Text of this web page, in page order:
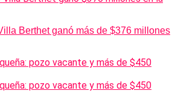
Berthet ganó más de $376 millones